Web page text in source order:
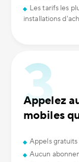
Les tarifs les
installations
Appelez
mobiles
Appels
Aucun